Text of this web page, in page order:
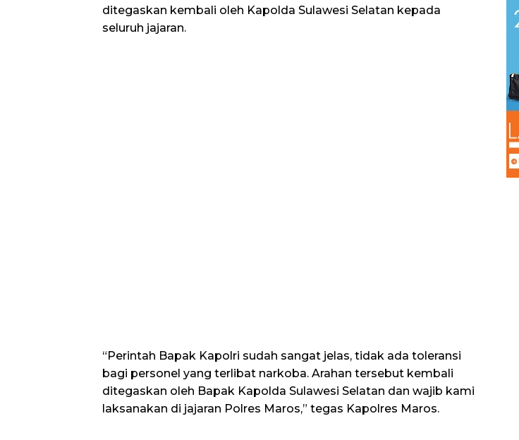
ditegaskan kembali oleh Kapolda Sulawesi Selatan kepada
seluruh jajaran.
“Perintah Bapak Kapolri sudah sangat jelas, tidak ada toleransi
bagi personel yang terlibat narkoba. Arahan tersebut kembali
ditegaskan oleh Bapak Kapolda Sulawesi Selatan dan wajib kami
laksanakan di jajaran Polres Maros,” tegas Kapolres Maros.